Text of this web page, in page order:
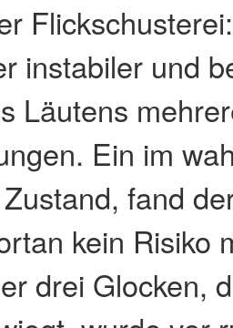
instabiler und
Läutens
Ein im
fand
kein Risiko
drei Glocken,